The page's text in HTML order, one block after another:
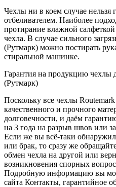
Чехлы ни в коем случае нельзя
отбеливателем. Наиболее
протирание влажной
чехла. В случае сильного
(Рутмарк) можно постирать
стиральной машинке.
Гарантия на продукцию чехлы
(Рутмарк)
Поскольку все чехлы
качественного и прочного
долговечности, и даём
на 3 года на разрыв швов или
Если же вы всё-таки
или брак, то сразу же
обмен чехла на другой или
возникновения спорных
Подробную информацию вы
сайта Контакты, гарантийное